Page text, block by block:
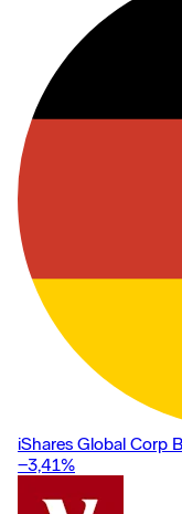
iShares Global Corp
−3,41%